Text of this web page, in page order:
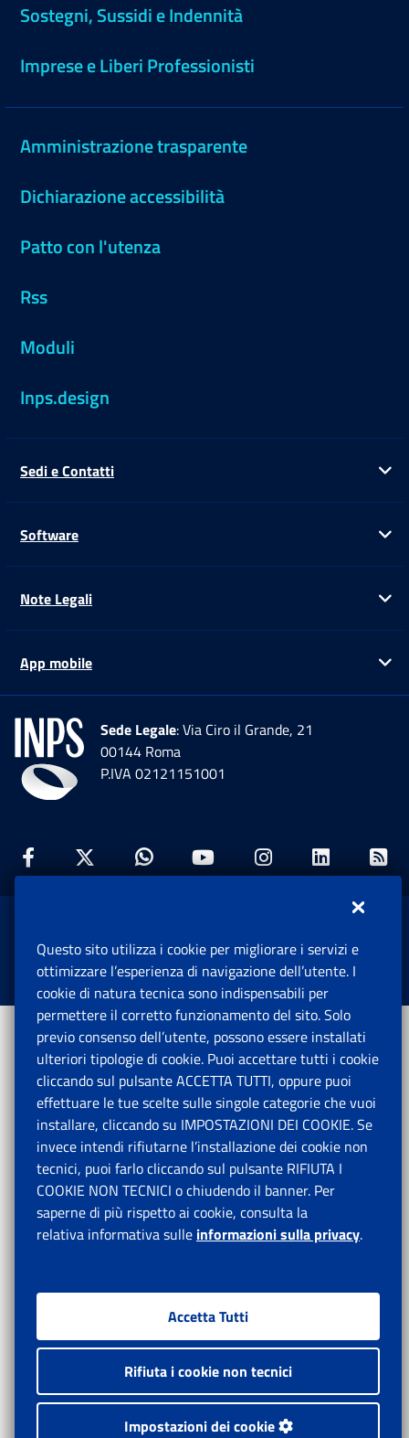
Sostegni, Sussidi e Indennità
Imprese e Liberi Professionisti
Amministrazione trasparente
Dichiarazione accessibilità
Patto con l'utenza
Rss
Moduli
Inps.design
Sedi e Contatti
Software
Note Legali
App mobile
Sede Legale: Via Ciro il Grande, 21
00144 Roma
P.IVA 02121151001
Facebook: Apre una nuova finestra
Twitter: Apre una nuova finestra
Whatsapp: Apre una nuova
Youtube: Apre una
Instagram:
Istituto Nazionale Previdenza Sociale.
Tutti i diritti riservati.
Questo sito utilizza i cookie per migliorare i servizi e
ottimizzare l’esperienza di navigazione dell’utente. I
cookie di natura tecnica sono indispensabili per
permettere il corretto funzionamento del sito. Solo
previo consenso dell’utente, possono essere installati
ulteriori tipologie di cookie. Puoi accettare tutti i cookie
cliccando sul pulsante ACCETTA TUTTI, oppure puoi
effettuare le tue scelte sulle singole categorie che vuoi
installare, cliccando su IMPOSTAZIONI DEI COOKIE. Se
invece intendi rifiutarne l’installazione dei cookie non
tecnici, puoi farlo cliccando sul pulsante RIFIUTA I
COOKIE NON TECNICI o chiudendo il banner. Per
saperne di più rispetto ai cookie, consulta la
relativa informativa sulle informazioni sulla privacy.
Accetta Tutti
Rifiuta i cookie non tecnici
Impostazioni dei cookie